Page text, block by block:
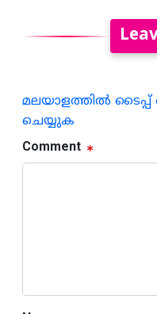
മലയാളത്തില്‍ ടൈപ്പ്
ചെയ്യുക
Comment